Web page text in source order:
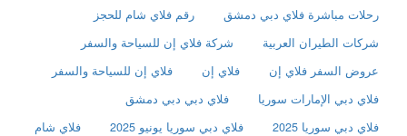
رحلات مباشرة فلاي دبي دمشق
رقم فلاي شام للحجز
شركات الطيران العربية
شركة فلاي إن للسياحة والسفر
عروض السفر فلاي إن
فلاي إن
فلاي إن للسياحة والسفر
فلاي دبي الإمارات سوريا
فلاي دبي دبي دمشق
فلاي دبي سوريا 2025
فلاي دبي سوريا يونيو 2025
فلاي شام